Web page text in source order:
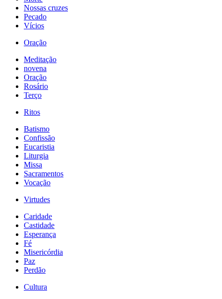
Nossas cruzes
Pecado
Vícios
Oração
Meditação
novena
Oração
Rosário
Terço
Ritos
Batismo
Confissão
Eucaristia
Liturgia
Missa
Sacramentos
Vocação
Virtudes
Caridade
Castidade
Esperança
Fé
Misericórdia
Paz
Perdão
Cultura